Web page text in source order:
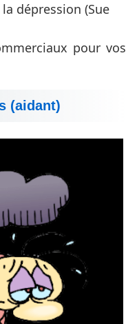
dépression (Sue
pour vos
(aidant)